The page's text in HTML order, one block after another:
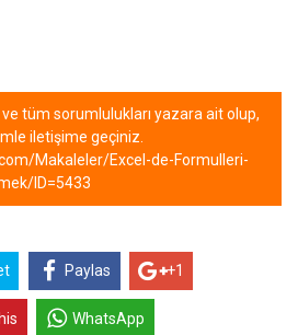
tüm sorumlulukları yazara ait olup,
iletişime geçiniz.
Makaleler/Excel-de-Formulleri-
ID=5433
Paylas +1
WhatsApp